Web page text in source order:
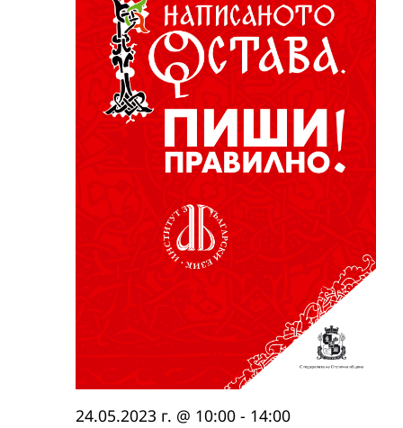
24.05.2023 г. @ 10:00 - 14:00